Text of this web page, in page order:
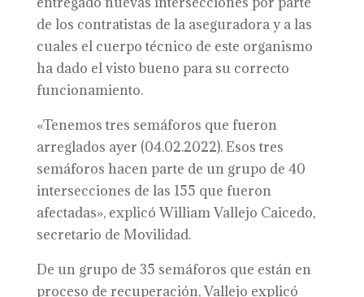
de los contratistas de la aseguradora y a las
cuales el cuerpo técnico de este organismo
ha dado el visto bueno para su correcto
funcionamiento.
«Tenemos tres semáforos que fueron
arreglados ayer (04.02.2022). Esos tres
semáforos hacen parte de un grupo de 40
intersecciones de las 155 que fueron
afectadas», explicó William Vallejo Caicedo,
secretario de Movilidad.
De un grupo de 35 semáforos que están en
proceso de recuperación, Vallejo explicó